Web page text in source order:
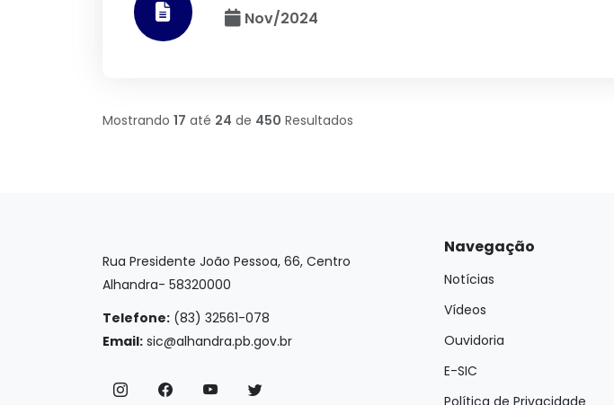
Nov/2024
Mostrando 17 até 24 de 450 Resultados
Rua Presidente João Pessoa, 66, Centro
Alhandra- 58320000
Telefone: (83) 32561-078
Email: sic@alhandra.pb.gov.br
Navegação
Notícias
Vídeos
Ouvidoria
E-SIC
Política de Privacidade